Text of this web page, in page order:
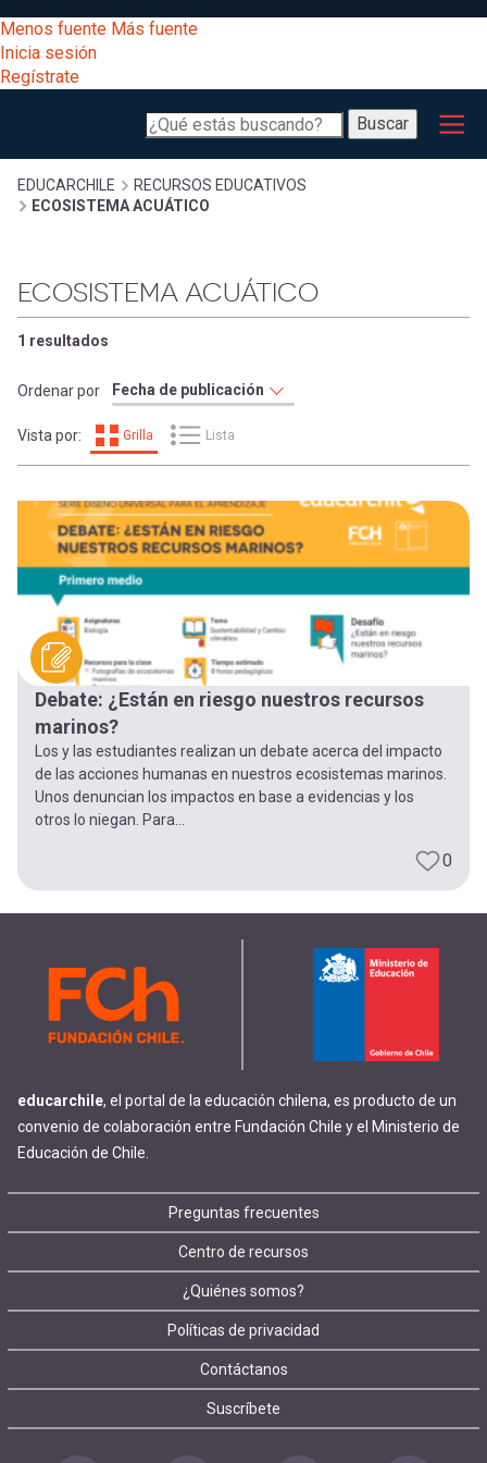
al
contenido
principal
[Educarchile
Escritorio]
entrar
a
mi
cuenta
Menos fuente Más fuente
Inicia sesión
Regístrate
Buscar
Buscar
Menú
principal
Desarrollo
Expand
Gestión
Comunidad
Expand
Exploración
[Educarchile
Mobile]
Menú
entrar
mi
cuenta
sesión
Regístrate
Sobrescribir
enlaces
de
ayuda
a
la
navegación
EDUCARCHILE
RECURSOS EDUCATIVOS
ECOSISTEMA ACUÁTICO
ECOSISTEMA ACUÁTICO
1 resultados
Ordenar por
Vista por: Grilla Lista
Debate: ¿Están en riesgo nuestros recursos
marinos?
Los y las estudiantes realizan un debate acerca del impacto
de las acciones humanas en nuestros ecosistemas marinos.
Unos denuncian los impactos en base a evidencias y los
otros lo niegan. Para...
0
educarchile, el portal de la educación chilena, es producto de un
convenio de colaboración entre Fundación Chile y el Ministerio de
Educación de Chile.
Footer
menu
Preguntas frecuentes
Centro de recursos
¿Quiénes somos?
Políticas de privacidad
Contáctanos
Suscríbete
registrarte.